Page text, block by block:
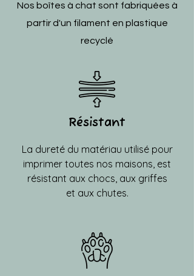
Nos boîtes à chat sont fabriquées à
partir d'un filament en plastique
recyclé
Résistant
La dureté du matériau utilisé pour
imprimer toutes nos maisons, est
résistant aux chocs, aux griffes
et aux chutes.